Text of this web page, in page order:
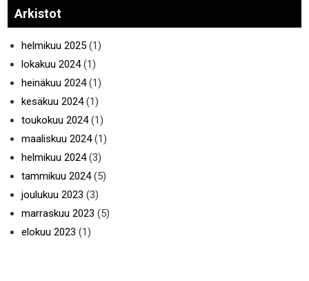
Arkistot
helmikuu 2025 (1)
lokakuu 2024(1)
heinäkuu 2024(1)
kesäkuu 2024(1)
toukokuu 2024(1)
maaliskuu 2024(1)
helmikuu 2024(3)
tammikuu 2024(5)
joulukuu 2023 (3)
marraskuu 2023 (5)
elokuu 2023 (1)